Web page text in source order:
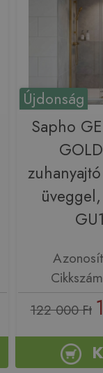
Újdonság
Sapho
122 000 Ft